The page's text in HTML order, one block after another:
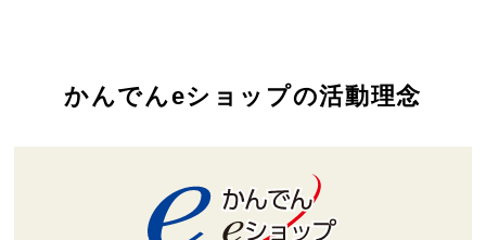
かんでんeショップの活動理念